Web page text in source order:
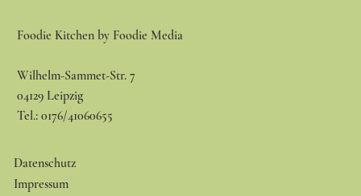
Foodie Kitchen by Foodie Media
Wilhelm-Sammet-Str. 7
04129 Leipzig
Tel.: 0176/41060655
Datenschutz
Impressum